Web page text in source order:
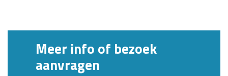
Meer info of bezoek
aanvragen